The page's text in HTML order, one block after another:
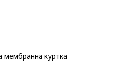
мембранна куртка